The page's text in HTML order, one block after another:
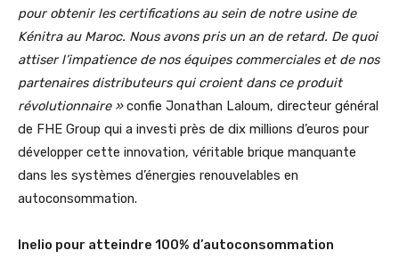
pour obtenir les certifications au sein de notre usine de
Kénitra au Maroc. Nous avons pris un an de retard. De quoi
attiser l’impatience de nos équipes commerciales et de nos
partenaires distributeurs qui croient dans ce produit
révolutionnaire »confie Jonathan Laloum, directeur général
de FHE Group qui a investi près de dix millions d’euros pour
développer cette innovation, véritable brique manquante
dans les systèmes d’énergies renouvelables en
autoconsommation.
Inelio pour atteindre 100% d’autoconsommation